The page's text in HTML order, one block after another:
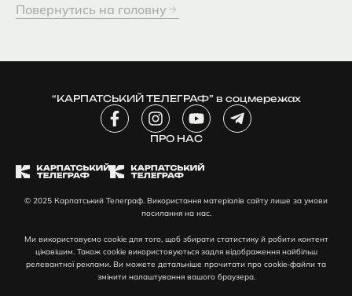
Повернутись на головну
“КАРПАТСЬКИЙ ТЕЛЕГРАФ” в соцмережах
F
a
b
o
-
f
I
n
s
a
r
a
m
Y
o
u
u
e
T
e
a
-
p
l
a
ПРО НАС
© 2025 Карпатський Телеграф. Використання матеріалів сайту лише за умови
посилання на нас.
Ми використовуємо cookie для того, щоб збирати статистику й робити контент
цікавішим. Також cookie використовуються задля відображення найбільш
релевантної реклами. Ви можете детальніше прочитати про cookie-файли та
змінити налаштування вашого браузера.